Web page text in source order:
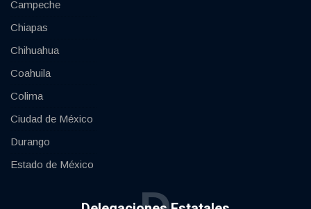
Campeche
Chiapas
Chihuahua
Coahuila
Colima
Ciudad de México
Durango
Estado de México